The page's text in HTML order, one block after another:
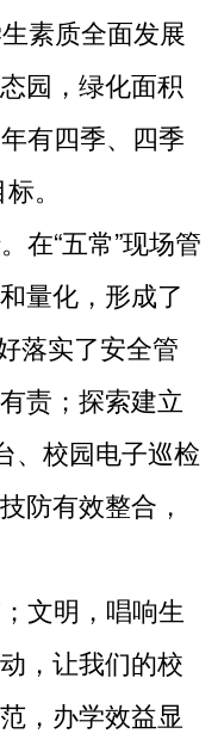
素质全面发展
园，绿化面积
有四季、四季
。
在“五常”现场管
量化，形成了
落实了安全管
责；探索建立
、校园电子巡检
防有效整合，
文明，唱响生
，让我们的校
，办学效益显